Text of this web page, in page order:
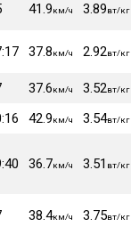
41.9км/ч 3.89вт/кг
37.8км/ч 2.92вт/кг
37.6км/ч 3.52вт/кг
42.9км/ч 3.54вт/кг
36.7км/ч 3.51 вт/кг
38.4км/ч 3.75вт/кг